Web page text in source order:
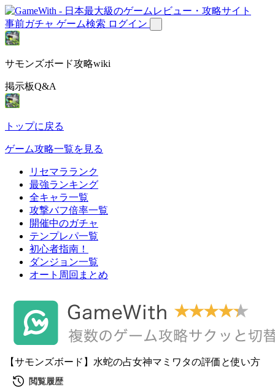
事前ガチャ ゲーム検索 ログイン
サモンズボード攻略wiki
掲示板Q&A
トップに戻る
ゲーム攻略一覧を見る
リセマラランク
最強ランキング
全キャラ一覧
攻撃バフ倍率一覧
開催中のガチャ
テンプレパ一覧
初心者指南！
ダンジョン一覧
オート周回まとめ
【サモンズボード】水蛇の占女神マミワタの評価と使い方